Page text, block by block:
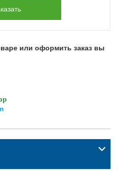
или оформить заказ вы